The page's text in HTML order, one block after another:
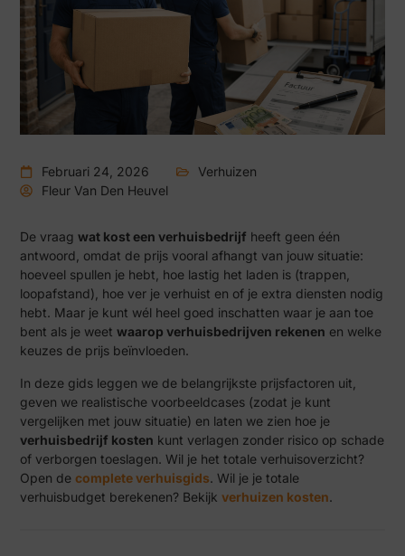
Februari 24, 2026
Verhuizen
Fleur Van Den Heuvel
De vraagwat kost een verhuisbedrijf heeft geen één
antwoord, omdat de prijs vooral afhangt van jouw situatie:
hoeveel spullen je hebt, hoe lastig het laden is (trappen,
loopafstand), hoe ver je verhuist en of je extra diensten nodig
hebt. Maar je kunt wél heel goed inschatten waar je aan toe
bent als je weetwaarop verhuisbedrijven rekenen en welke
keuzes de prijs beïnvloeden.
In deze gids leggen we de belangrijkste prijsfactoren uit,
geven we realistische voorbeeldcases (zodat je kunt
vergelijken met jouw situatie) en laten we zien hoe je
verhuisbedrijf kosten kunt verlagen zonder risico op schade
of verborgen toeslagen. Wil je het totale verhuisoverzicht?
Open decomplete verhuisgids. Wil je je totale
verhuisbudget berekenen? Bekijkverhuizen kosten.